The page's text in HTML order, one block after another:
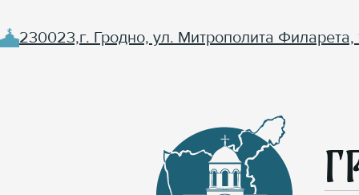
230023,г. Гродно, ул. Митрополита Филарета,